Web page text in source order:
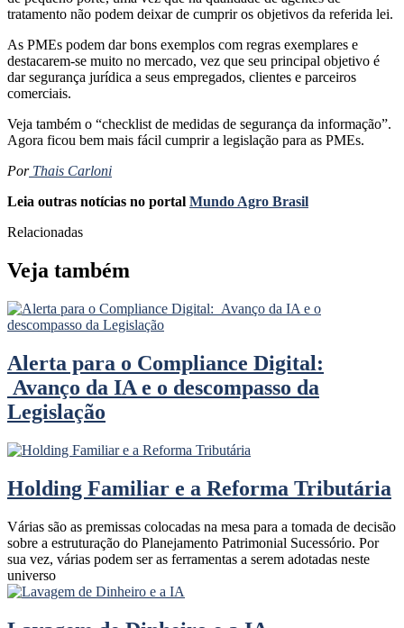
tratamento não podem deixar de cumprir os objetivos da referida lei.
As PMEs podem dar bons exemplos com regras exemplares e
destacarem-se muito no mercado, vez que seu principal objetivo é
dar segurança jurídica a seus empregados, clientes e parceiros
comerciais.
Veja também o “checklist de medidas de segurança da informação”.
Agora ficou bem mais fácil cumprir a legislação para as PMEs.
PorThais Carloni
Leia outras notícias no portal Mundo Agro Brasil
Relacionadas
Veja também
Alerta para o Compliance Digital:
Avanço da IA e o descompasso da
Legislação
Holding Familiar e a Reforma Tributária
Várias são as premissas colocadas na mesa para a tomada de decisão
sobre a estruturação do Planejamento Patrimonial Sucessório. Por
sua vez, várias podem ser as ferramentas a serem adotadas neste
universo